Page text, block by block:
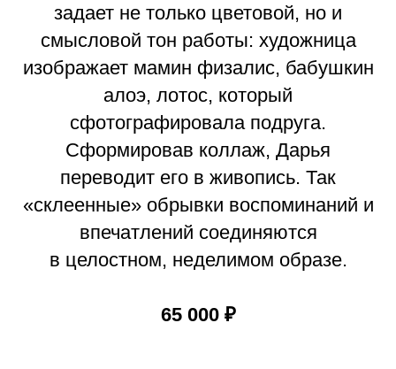
задает не только цветовой, но и
смысловой тон работы: художница
изображает мамин физалис, бабушкин
алоэ, лотос, который
сфотографировала подруга.
Сформировав коллаж, Дарья
переводит его в живопись. Так
«склеенные» обрывки воспоминаний и
впечатлений соединяются
в целостном, неделимом образе.
65 000 ₽